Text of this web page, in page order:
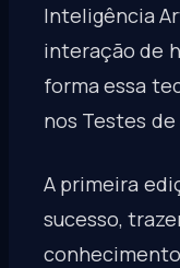
Inteligência
interação de
forma essa
nos Testes
A primeira
sucesso,